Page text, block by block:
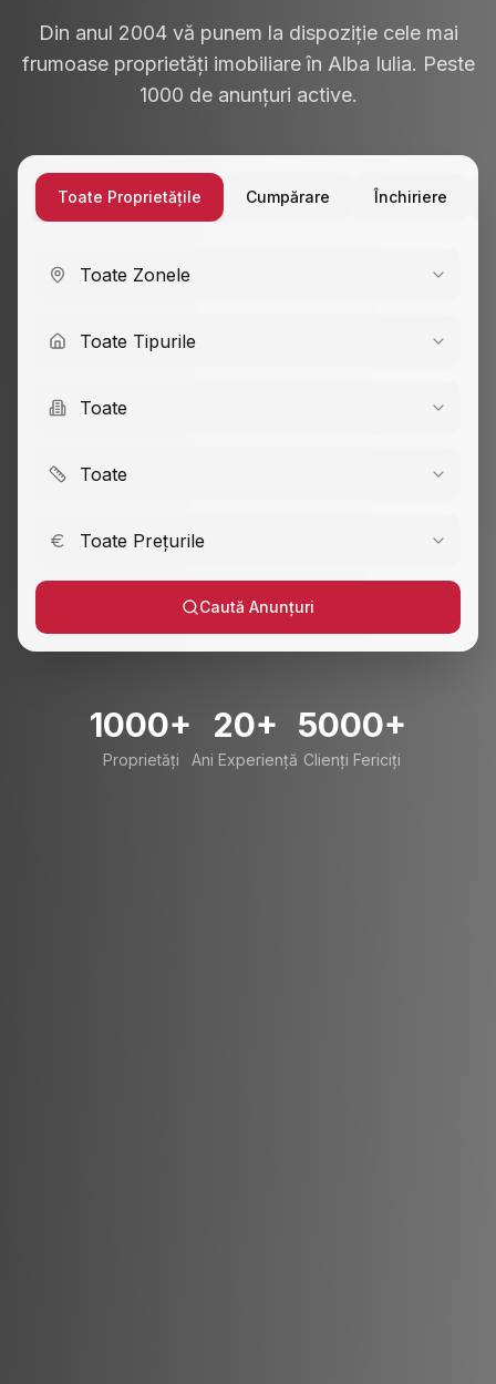
Din anul 2004 vă punem la dispoziție cele mai
frumoase proprietăți imobiliare în Alba Iulia. Peste
1000 de anunțuri active.
Toate Proprietățile Cumpărare Închiriere
Toate Zonele
Toate Tipurile
Toate
Toate
Toate Prețurile
Caută Anunțuri
1000+
Proprietăți
20+
Ani Experiență
5000+
Clienți Fericiți